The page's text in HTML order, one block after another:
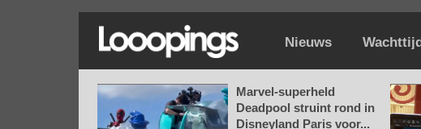
Nieuws
Marvel-superheld
Deadpool struint rond in
Disneyland Paris voor...